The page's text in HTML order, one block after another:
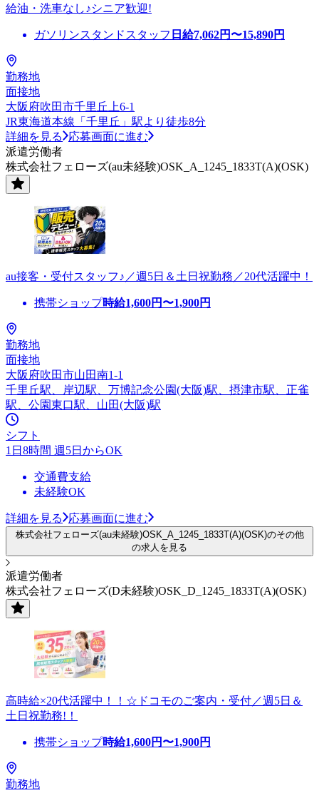
給油・洗車なし♪シニア歓迎!
ガソリンスタンドスタッフ 日給7,062円〜15,890円
勤務地
面接地
大阪府吹田市千里丘上6-1
JR東海道本線「千里丘」駅より徒歩8分
詳細を見る
応募画面に進む
派遣労働者
株式会社フェローズ(au未経験)OSK_A_1245_1833T(A)(OSK)
au接客・受付スタッフ♪／週5日＆土日祝勤務／20代活躍中！
携帯ショップ時給1,600円〜1,900円
勤務地
面接地
大阪府吹田市山田南1-1
千里丘駅、岸辺駅、万博記念公園(大阪)駅、摂津市駅、正雀
駅、公園東口駅、山田(大阪)駅
シフト
1日8時間 週5日からOK
交通費支給
未経験OK
詳細を見る 応募画面に進む
株式会社フェローズ(au未経験)OSK_A_1245_1833T(A)(OSK)のその他
の求人を見る
派遣労働者
株式会社フェローズ(D未経験)OSK_D_1245_1833T(A)(OSK)
高時給×20代活躍中！！☆ドコモのご案内・受付／週5日＆
土日祝勤務!！
携帯ショップ時給1,600円〜1,900円
勤務地